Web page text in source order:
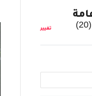
20
) تغيير